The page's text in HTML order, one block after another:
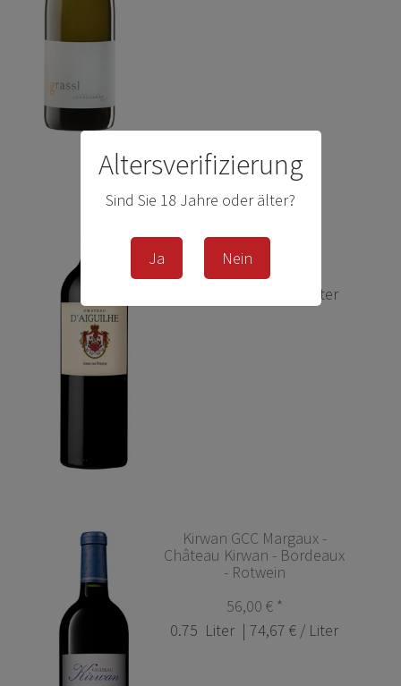
Altersverifizierung
Sind Sie 18 Jahre oder älter?
Ja Nein
Château D′Aiguilhe -
26,00 € *
| 34,67 € / Liter
Kirwan GCC Margaux -
Château Kirwan - Bordeaux
- Rotwein
56,00 € *
0.75 Liter | 74,67 € / Liter